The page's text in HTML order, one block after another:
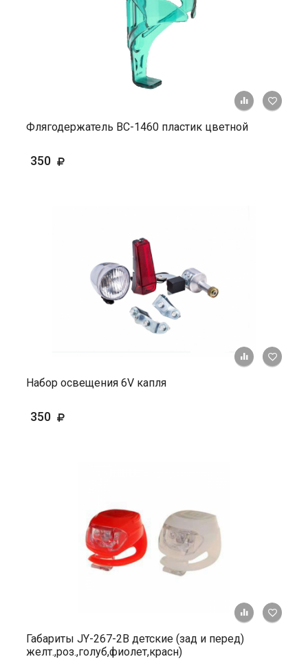
+ К
Флягодержатель ВС-1460 пластик цветной
350
+ К
Набор освещения 6V капля
350
+ К
Габариты JY-267-2В детские (зад и перед)
желт.,роз.,голуб,фиолет,красн)